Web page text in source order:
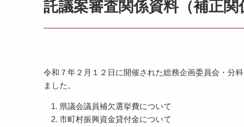
託議案審査関係資料（補正関
令和７年２月１２日に開催された総務企画委員会・分
ました。
県議会議員補欠選挙費について
市町村振興資金貸付金について